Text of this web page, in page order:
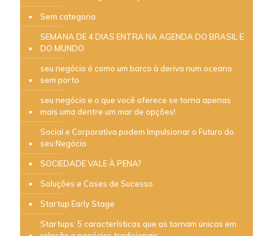
Sem categoria
SEMANA DE 4 DIAS ENTRA NA AGENDA DO BRASIL E
DO MUNDO
seu negócio é como um barco à deriva num oceano
sem porto
seu negócio e o que você oferece se torna apenas
mais uma dentre um mar de opções!
Social e Corporativa podem Impulsionar o Futuro do
seu Negócio
SOCIEDADE VALE À PENA?
Soluções e Cases de Sucesso
Startup Early Stage
Startups: 5 características que as tornam únicas em